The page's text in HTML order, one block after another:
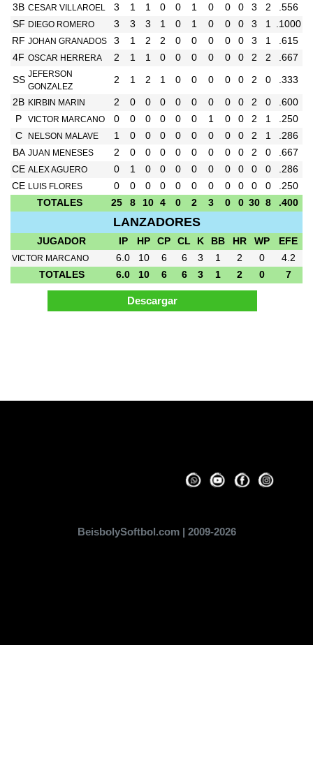
3B CESAR VILLAROEL 3 1 1 0 0 1 0 0 0 3 2
.556
SF DIEGO ROMERO 3 3 3 1 0 1 0 0 0 3 1
.1000
RF JOHAN GRANADOS 3 1 2 2 0 0 0 0 0 3 1
.615
4F OSCAR HERRERA 2 1 1 0 0 0 0 0 0 2 2 .667
SS
JEFERSON
GONZALEZ
2 1 2 1 0 0 0 0 0 2 0 .333
2B KIRBIN MARIN 2 0 0 0 0 0 0 0 0 2 0
.600
P
VICTOR MARCANO 0 0 0 0 0 0 1 0 0 2 1
.250
C
NELSON MALAVE 1 0 0 0 0 0 0 0 0 2 1
.286
BA JUAN MENESES 2 0 0 0 0 0 0 0 0 2 0
.667
CE ALEX AGUERO 0 1 0 0 0 0 0 0 0 0 0
.286
CE LUIS FLORES 0 0 0 0 0 0 0 0 0 0 0
.250
TOTALES
25 8 10 4 0 2 3 0 0 30 8 .400
LANZADORES
JUGADOR IP HP CP CL K BB HR WP EFE
VICTOR MARCANO 6.0 10 6 6 3 1 2 0
4.2
TOTALES
6.0 10 6 6 3 1 2 0 7
BeisbolySoftbol.com | 2009-2026